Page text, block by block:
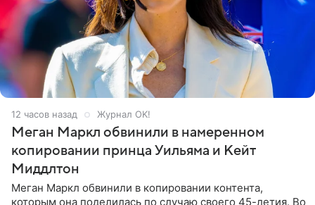
12 часов назад Журнал OK!
Меган Маркл обвинили в намеренном
копировании принца Уильяма и Кейт
Миддлтон
Меган Маркл обвинили в копировании контента,
которым она поделилась по случаю своего 45-летия. Во